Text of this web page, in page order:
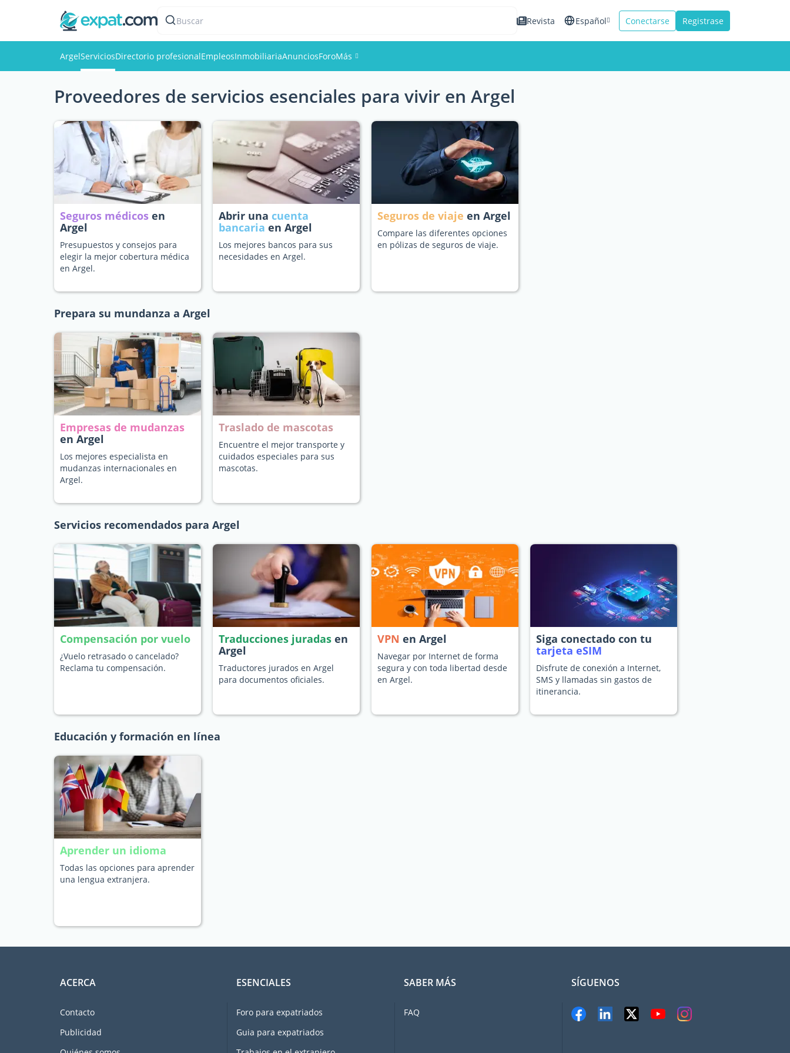
Buscar Revista Español Conectarse Registrase
ArgelServiciosDirectorio profesionalEmpleosInmobiliariaAnunciosForoMás
Eventos
Miembros
Fotos
Proveedores de servicios esenciales para vivir en Argel
Seguros médicos en
Argel
Presupuestos y consejos para
elegir la mejor cobertura médica
en Argel.
Abrir una cuenta
bancaria en Argel
Los mejores bancos para sus
necesidades en Argel.
Seguros de viaje en Argel
Compare las diferentes opciones
en pólizas de seguros de viaje.
Prepara su mundanza a Argel
Empresas de mudanzas
en Argel
Los mejores especialista en
mudanzas internacionales en
Argel.
Traslado de mascotas
Encuentre el mejor transporte y
cuidados especiales para sus
mascotas.
Servicios recomendados para Argel
Compensación por vuelo
¿Vuelo retrasado o cancelado?
Reclama tu compensación.
Traducciones juradas en
Argel
Traductores jurados en Argel
para documentos oficiales.
VPN en Argel
Navegar por Internet de forma
segura y con toda libertad desde
en Argel.
Siga conectado con tu
tarjeta eSIM
Disfrute de conexión a Internet,
SMS y llamadas sin gastos de
itinerancia.
Educación y formación en línea
Aprender un idioma
Todas las opciones para aprender
una lengua extranjera.
ACERCA
Contacto
Publicidad
ESENCIALES
Foro para expatriados
Guia para expatriados
SABER MÁS
FAQ
SÍGUENOS